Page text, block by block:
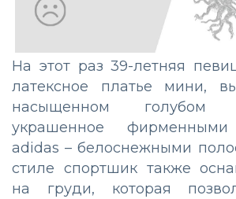
На этот раз 39-летняя
латексное платье мини,
насыщенном голубом
украшенное фирменными
adidas – белоснежными
стиле спортшик также
на груди, которая